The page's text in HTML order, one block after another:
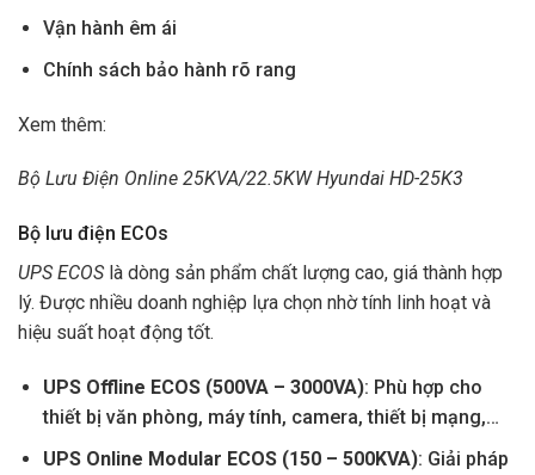
Vận hành êm ái
Chính sách bảo hành rõ rang
Xem thêm:
Bộ Lưu Điện Online 25KVA/22.5KW Hyundai HD-25K3
Bộ lưu điện ECOs
UPS ECOS là dòng sản phẩm chất lượng cao, giá thành hợp
lý. Được nhiều doanh nghiệp lựa chọn nhờ tính linh hoạt và
hiệu suất hoạt động tốt.
UPS Offline ECOS (500VA – 3000VA): Phù hợp cho
thiết bị văn phòng, máy tính, camera, thiết bị mạng,…
UPS Online Modular ECOS (150 – 500KVA): Giải pháp